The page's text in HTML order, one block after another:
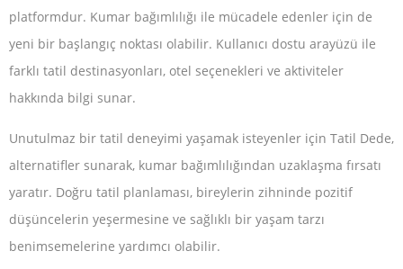
platformdur. Kumar bağımlılığı ile mücadele edenler için de
yeni bir başlangıç noktası olabilir. Kullanıcı dostu arayüzü ile
farklı tatil destinasyonları, otel seçenekleri ve aktiviteler
hakkında bilgi sunar.
Unutulmaz bir tatil deneyimi yaşamak isteyenler için Tatil Dede,
alternatifler sunarak, kumar bağımlılığından uzaklaşma fırsatı
yaratır. Doğru tatil planlaması, bireylerin zihninde pozitif
düşüncelerin yeşermesine ve sağlıklı bir yaşam tarzı
benimsemelerine yardımcı olabilir.